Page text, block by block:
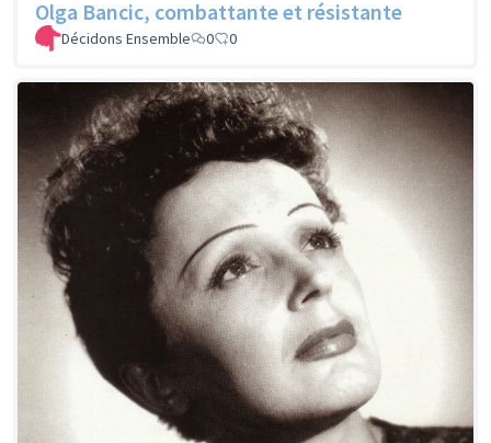
Olga Bancic, combattante et résistante
Décidons Ensemble 0 0